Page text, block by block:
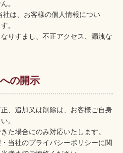
。
は、お客様の個人情報につい
。
りすまし、不正アクセス、漏洩な
の開示
、追加又は削除は、お客様ご自身
。
た場合にのみ対応いたします。
当社のプライバシーポリシーに関